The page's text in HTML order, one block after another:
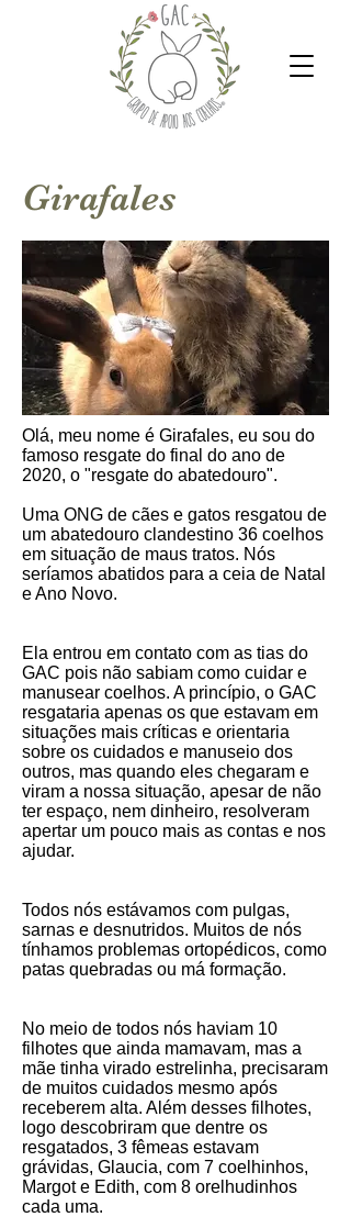
Girafales
Olá, meu nome é Girafales, eu sou do
famoso resgate do final do ano de
2020, o "resgate do abatedouro".
Uma ONG de cães e gatos resgatou de
um abatedouro clandestino 36 coelhos
em situação de maus tratos. Nós
seríamos abatidos para a ceia de Natal
e Ano Novo.
Ela entrou em contato com as tias do
GAC pois não sabiam como cuidar e
manusear coelhos. A princípio, o GAC
resgataria apenas os que estavam em
situações mais críticas e orientaria
sobre os cuidados e manuseio dos
outros, mas quando eles chegaram e
viram a nossa situação, apesar de não
ter espaço, nem dinheiro, resolveram
apertar um pouco mais as contas e nos
ajudar.
Todos nós estávamos com pulgas,
sarnas e desnutridos. Muitos de nós
tínhamos problemas ortopédicos, como
patas quebradas ou má formação.
No meio de todos nós haviam 10
filhotes que ainda mamavam, mas a
mãe tinha virado estrelinha, precisaram
de muitos cuidados mesmo após
receberem alta. Além desses filhotes,
logo descobriram que dentre os
resgatados, 3 fêmeas estavam
grávidas, Glaucia, com 7 coelhinhos,
Margot e Edith, com 8 orelhudinhos
cada uma.